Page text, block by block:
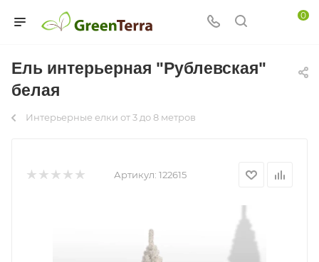
0
Ель интерьерная "Рублевская"
белая
Интерьерные елки от 3 до 8 метров
Артикул: 122615